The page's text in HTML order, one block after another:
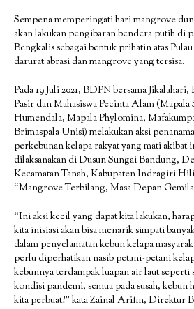
Sempena memperingati hari mangrove
akan lakukan pengibaran bendera putih di
Bengkalis sebagai bentuk prihatin atas
darurat abrasi dan mangrove yang tersisa.
Pada 19 Juli 2021, BDPN bersama
Pasir dan Mahasiswa Pecinta Alam (Mapala
Humendala, Mapala Phylomina,
Brimaspala Unisi) melakukan aksi
perkebunan kelapa rakyat yang mati akibat
dilaksanakan di Dusun Sungai Bandung,
Kecamatan Tanah, Kabupaten Indragiri
“Mangrove Terbilang, Masa Depan
“Ini aksi kecil yang dapat kita lakukan,
kita inisiasi akan bisa menarik simpati
dalam penyelamatan kebun kelapa
perlu diperhatikan nasib petani-petani
kebunnya terdampak luapan air laut
kondisi pandemi, semua pada susah, kebun
kita perbuat?” kata Zainal Arifin, Direktur